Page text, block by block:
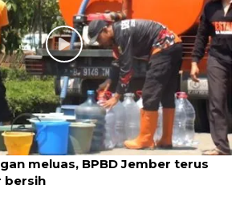
meluas, BPBD Jember terus
bersih